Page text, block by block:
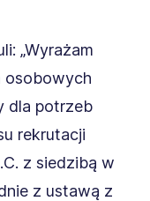
„Wyrażam
osobowych
dla potrzeb
rekrutacji
z siedzibą w
z ustawą z